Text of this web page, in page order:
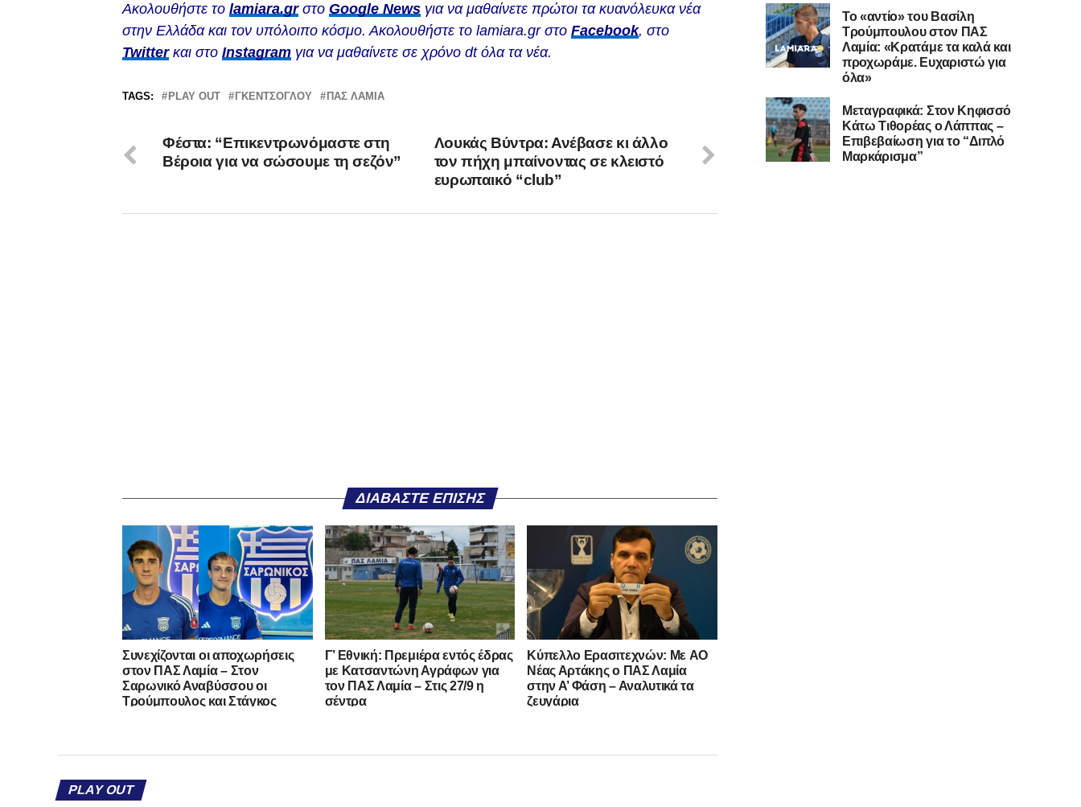
Ακολουθήστε το lamiara.grστο Google News για να μαθαίνετε πρώτοι τα κυανόλευκα νέα
στην Ελλάδα και τον υπόλοιπο κόσμο. Ακολουθήστε το lamiara.gr στο Facebook, στο
Twitterκαι στο Instagram για να μαθαίνετε σε χρόνο dt όλα τα νέα.
TAGS: PLAY OUT ΓΚΈΝΤΣΟΓΛΟΥ ΠΑΣ ΛΑΜΙΑ
Λουκάς Βύντρα: Ανέβασε κι άλλο
τον πήχη μπαίνοντας σε κλειστό
ευρωπαικό “club”
Φέστα: “Επικεντρωνόμαστε στη
Βέροια για να σώσουμε τη σεζόν”
ΔΙΑΒΆΣΤΕ ΕΠΊΣΗΣ
Συνεχίζονται οι αποχωρήσεις
στον ΠΑΣ Λαμία – Στον
Σαρωνικό Αναβύσσου οι
Τρούμπουλος και Στάγκος
Γ’ Εθνική: Πρεμιέρα εντός έδρας
με Κατσαντώνη Αγράφων για
τον ΠΑΣ Λαμία – Στις 27/9 η
σέντρα
Kύπελλο Ερασιτεχνών: Με AO
Nέας Αρτάκης ο ΠΑΣ Λαμία
στην Α’ Φάση – Αναλυτικά τα
ζευγάρια
PLAY OUT
Το «αντίο» του Βασίλη
Τρούμπουλου στον ΠΑΣ
Λαμία: «Κρατάμε τα καλά και
προχωράμε. Ευχαριστώ για
όλα»
Μεταγραφικά: Στον Κηφισσό
Κάτω Τιθορέας ο Λάππας –
Επιβεβαίωση για το “Διπλό
Μαρκάρισμα”